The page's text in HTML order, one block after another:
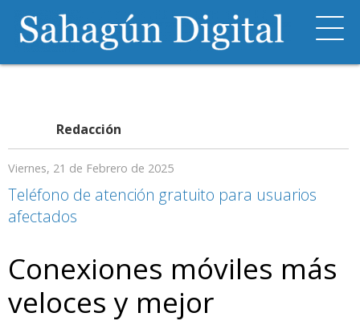
Redacción
Viernes, 21 de Febrero de 2025
Teléfono de atención gratuito para usuarios
afectados
Conexiones móviles más
veloces y mejor